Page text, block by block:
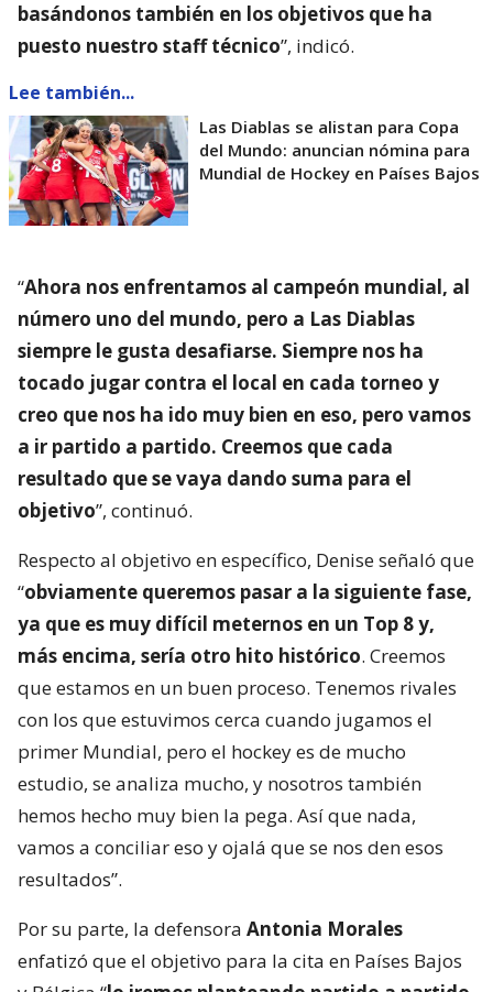
basándonos también en los objetivos que ha
puesto nuestro staff técnico”, indicó.
Lee también...
Las Diablas se alistan para Copa
del Mundo: anuncian nómina para
Mundial de Hockey en Países Bajos
“Ahora nos enfrentamos al campeón mundial, al
número uno del mundo, pero a Las Diablas
siempre le gusta desafiarse. Siempre nos ha
tocado jugar contra el local en cada torneo y
creo que nos ha ido muy bien en eso, pero vamos
a ir partido a partido. Creemos que cada
resultado que se vaya dando suma para el
objetivo”, continuó.
Respecto al objetivo en específico, Denise señaló que
“obviamente queremos pasar a la siguiente fase,
ya que es muy difícil meternos en un Top 8 y,
más encima, sería otro hito histórico. Creemos
que estamos en un buen proceso. Tenemos rivales
con los que estuvimos cerca cuando jugamos el
primer Mundial, pero el hockey es de mucho
estudio, se analiza mucho, y nosotros también
hemos hecho muy bien la pega. Así que nada,
vamos a conciliar eso y ojalá que se nos den esos
resultados”.
Por su parte, la defensora Antonia Morales
enfatizó que el objetivo para la cita en Países Bajos